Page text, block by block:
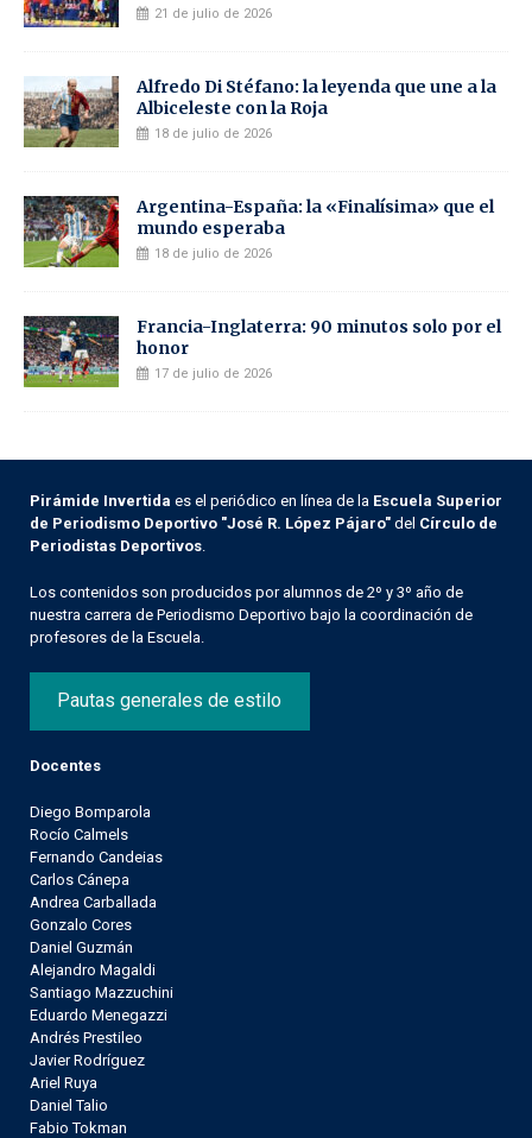
21 de julio de 2026
Alfredo Di Stéfano: la leyenda que une a la
Albiceleste con la Roja
18 de julio de 2026
Argentina-España: la «Finalísima» que el
mundo esperaba
18 de julio de 2026
Francia-Inglaterra: 90 minutos solo por el
honor
17 de julio de 2026
Pirámide Invertida es el periódico en línea de la Escuela Superior
de Periodismo Deportivo "José R. López Pájaro" del Círculo de
Periodistas Deportivos
Los contenidos son producidos por alumnos de 2º y 3º año de
nuestra carrera de Periodismo Deportivo bajo la coordinación de
profesores de la Escuela.
Pautas generales de estilo
Docentes
Diego Bomparola
Rocío Calmels
Fernando Candeias
Carlos Cánepa
Andrea Carballada
Gonzalo Cores
Daniel Guzmán
Alejandro Magaldi
Santiago Mazzuchini
Eduardo Menegazzi
Andrés Prestileo
Javier Rodríguez
Ariel Ruya
Daniel Talio
Fabio Tokman